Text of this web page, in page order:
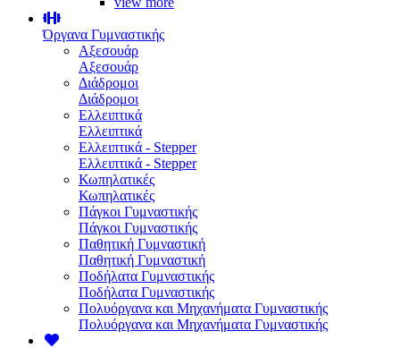
Όργανα Γυμναστικής
Αξεσουάρ
Αξεσουάρ
Διάδρομοι
Διάδρομοι
Ελλειπτικά
Ελλειπτικά
Ελλειπτικά - Stepper
Ελλειπτικά - Stepper
Κωπηλατικές
Κωπηλατικές
Πάγκοι Γυμναστικής
Πάγκοι Γυμναστικής
Παθητική Γυμναστική
Παθητική Γυμναστική
Ποδήλατα Γυμναστικής
Ποδήλατα Γυμναστικής
Πολυόργανα και Μηχανήματα Γυμναστικής
Πολυόργανα και Μηχανήματα Γυμναστικής